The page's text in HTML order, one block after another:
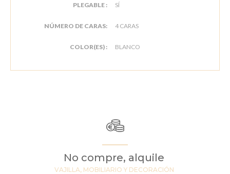
PLEGABLE : SÍ
NÚMERO DE CARAS: 4 CARAS
COLOR(ES) : BLANCO
No compre, alquile
VAJILLA, MOBILIARIO Y DECORACIÓN